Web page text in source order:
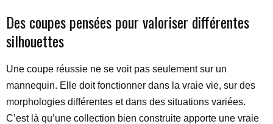
Des coupes pensées pour valoriser différentes
silhouettes
Une coupe réussie ne se voit pas seulement sur un
mannequin. Elle doit fonctionner dans la vraie vie, sur des
morphologies différentes et dans des situations variées.
C’est là qu’une collection bien construite apporte une vraie